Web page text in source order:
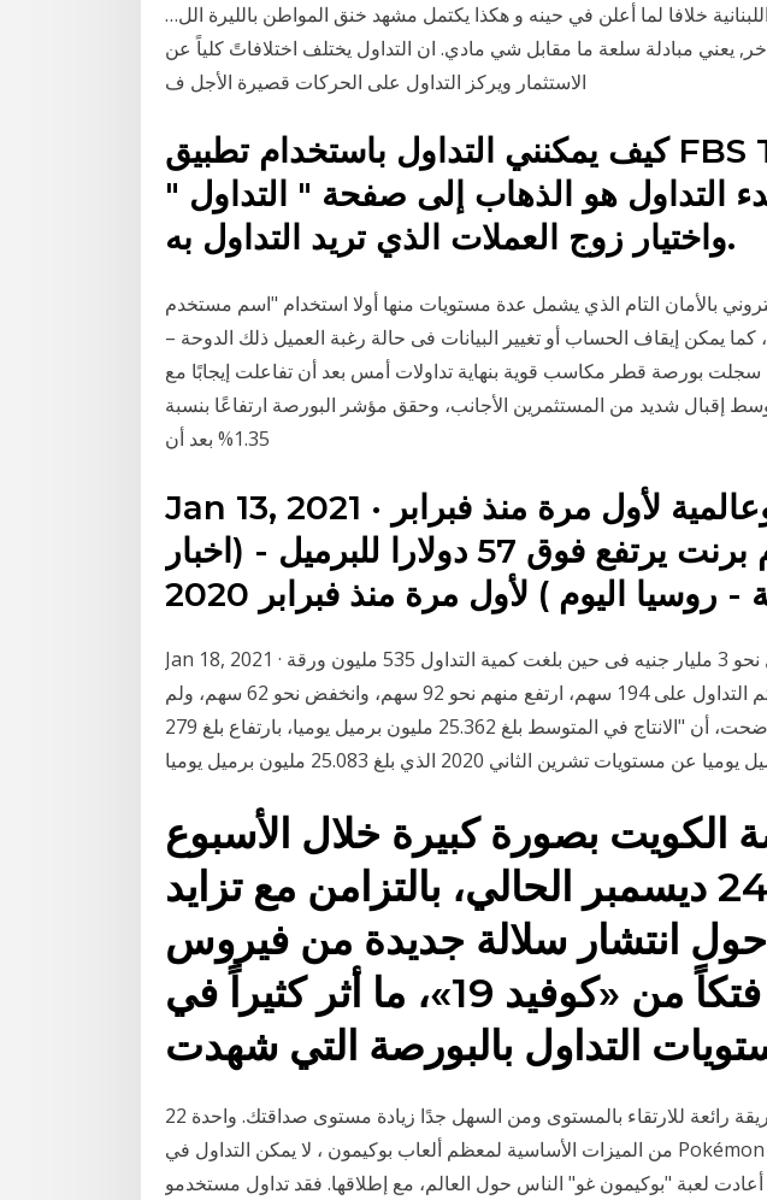
خلافا لما أعلن في حينه و هكذا يكتمل مشهد خنق المواطن بالليرة الل…
يعني مبادلة سلعة ما مقابل شي مادي. ان التداول يختلف اختلافاتً كلياً عن
الاستثمار ويركز التداول على الحركات قصيرة الأجل ف
كيف يمكنني التداول باستخدام تطبيق FBS Trader؟ كل ما
التداول هو الذهاب إلى صفحة " التداول "
واختيار زوج العملات الذي تريد التداول به.
بالأمان التام الذي يشمل عدة مستويات منها أولا استخدام "اسم مستخدم
يمكن إيقاف الحساب أو تغيير البيانات فى حالة رغبة العميل ذلك الدوحة –
سجلت بورصة قطر مكاسب قوية بنهاية تداولات أمس بعد أن تفاعلت إيجابًا مع
وسط إقبال شديد من المستثمرين الأجانب، وحقق مؤشر البورصة ارتفاعًا بنسبة
1.35% بعد أن
Jan 13, 2021 · اخبار عربية وعالمية لأول مرة منذ فبرابر
2020.. سعر خام برنت يرتفع فوق 57 دولارا للبرميل - (اخبار
Jan 18, 2021 · وبلغ إجمالى قيمة التداول نحو 3 مليار جنيه فى حين بلغت كمية التداول 535 مليون ورقة
منفذة على 46 الف عملية. وتم التداول على 194 سهم، ارتفع منهم نحو 92 سهم، وانخفض نحو 62 سهم، ولم
تتغير مستويات 32 سهم. واوضحت، أن "الانتاج في المتوسط بلغ 25.362 مليون برميل يوميا، بارتفاع بلغ 279
الكويت بصورة كبيرة خلال الأسبوع
المنتهي في 24 ديسمبر الحالي، بالتزامن مع تزايد
انتشار سلالة جديدة من فيروس
كورونا أكثر فتكاً من «كوفيد 19»، ما أثر كثيراً في
التداول بالبورصة التي شهدت
22 آب (أغسطس) 2020 هذه طريقة رائعة للارتقاء بالمستوى ومن السهل جدًا زيادة مستوى صداقتك. واحدة
من الميزات الأساسية لمعظم ألعاب بوكيمون ، لا يمكن التداول في Pokémon 11 تموز (يوليو) 2016 أكثر
أعادت لعبة "بوكيمون غو" الناس حول العالم، مع إطلاقها. فقد تداول مستخدمو